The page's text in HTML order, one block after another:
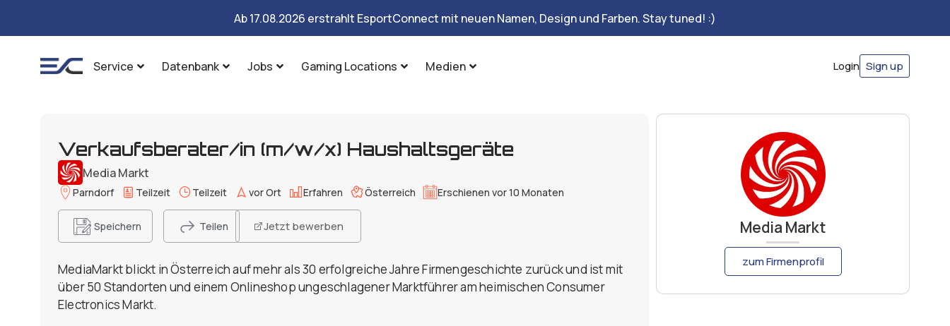
Ab 17.08.2026 erstrahlt EsportConnect mit neuen Namen, Design und Farben. Stay tuned! :)
Service Datenbank Jobs Gaming Locations Medien Login Sign up
Verkaufsberater/in (m/w/x) Haushaltsgeräte
Media Markt
Parndorf Teilzeit Teilzeit vor Ort Erfahren Österreich Erschienen vor 10 Monaten
Speichern Teilen Jetzt bewerben
MediaMarkt blickt in Österreich auf mehr als 30 erfolgreiche Jahre Firmengeschichte zurück und ist mit
über 50 Standorten und einem Onlineshop ungeschlagener Marktführer am heimischen Consumer
Electronics Markt.
Media Markt
zum Firmenprofil